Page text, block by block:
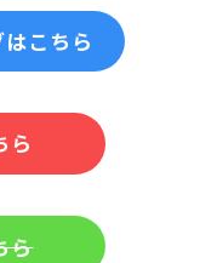
こちら
ら
ら